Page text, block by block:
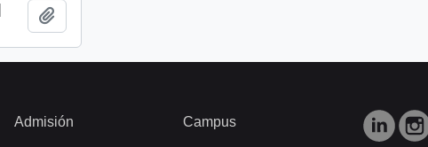
Admisión Campus